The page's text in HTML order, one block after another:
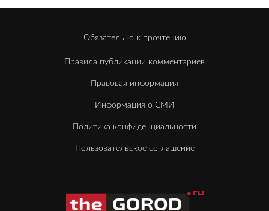
Обязательно к прочтению
Правила публикации комментариев
Правовая информация
Информация о СМИ
Политика конфиденциальности
Пользовательское соглашение